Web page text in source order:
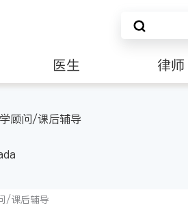
医生 律师
顾问/课后辅导
/课后辅导